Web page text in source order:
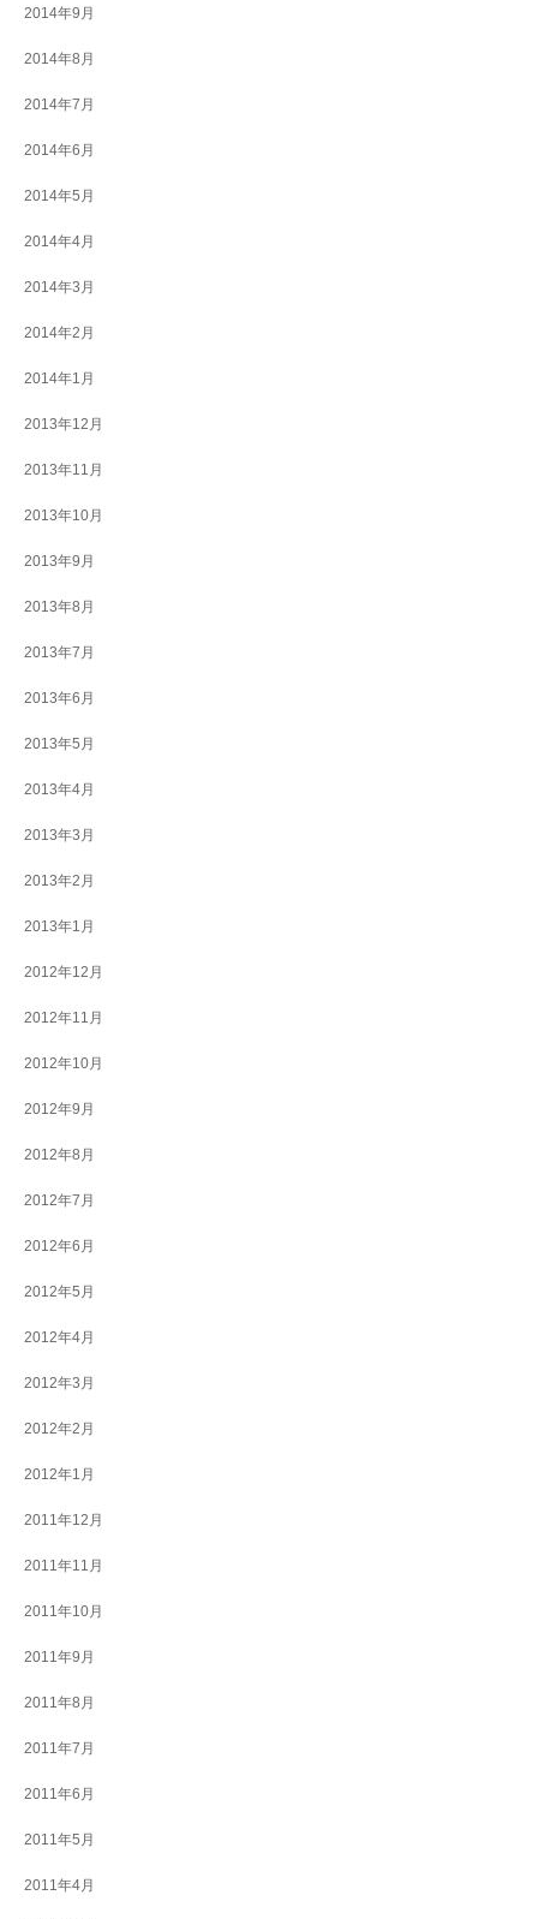
2014年9月
2014年8月
2014年7月
2014年6月
2014年5月
2014年4月
2014年3月
2014年2月
2014年1月
2013年12月
2013年11月
2013年10月
2013年9月
2013年8月
2013年7月
2013年6月
2013年5月
2013年4月
2013年3月
2013年2月
2013年1月
2012年12月
2012年11月
2012年10月
2012年9月
2012年8月
2012年7月
2012年6月
2012年5月
2012年4月
2012年3月
2012年2月
2012年1月
2011年12月
2011年11月
2011年10月
2011年9月
2011年8月
2011年7月
2011年6月
2011年5月
2011年4月